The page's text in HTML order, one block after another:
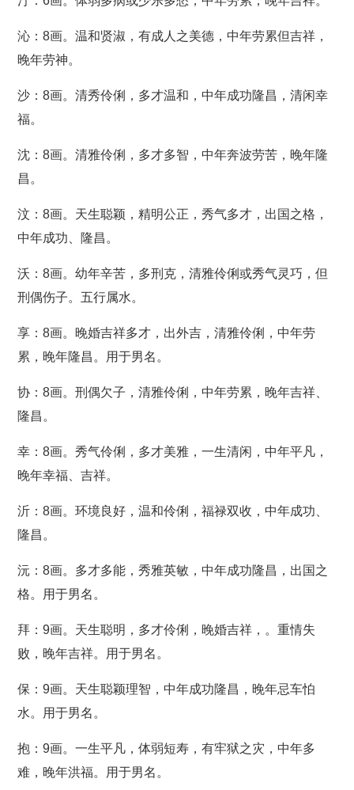
沁：8画。温和贤淑，有成人之美德，中年劳累但吉祥，
晚年劳神。
沙：8画。清秀伶俐，多才温和，中年成功隆昌，清闲幸
福。
沈：8画。清雅伶俐，多才多智，中年奔波劳苦，晚年隆
昌。
汶：8画。天生聪颖，精明公正，秀气多才，出国之格，
中年成功、隆昌。
沃：8画。幼年辛苦，多刑克，清雅伶俐或秀气灵巧，但
刑偶伤子。五行属水。
享：8画。晚婚吉祥多才，出外吉，清雅伶俐，中年劳
累，晚年隆昌。用于男名。
协：8画。刑偶欠子，清雅伶俐，中年劳累，晚年吉祥、
隆昌。
幸：8画。秀气伶俐，多才美雅，一生清闲，中年平凡，
晚年幸福、吉祥。
沂：8画。环境良好，温和伶俐，福禄双收，中年成功、
隆昌。
沅：8画。多才多能，秀雅英敏，中年成功隆昌，出国之
格。用于男名。
拜：9画。天生聪明，多才伶俐，晚婚吉祥，。重情失
败，晚年吉祥。用于男名。
保：9画。天生聪颖理智，中年成功隆昌，晚年忌车怕
水。用于男名。
抱：9画。一生平凡，体弱短寿，有牢狱之灾，中年多
难，晚年洪福。用于男名。